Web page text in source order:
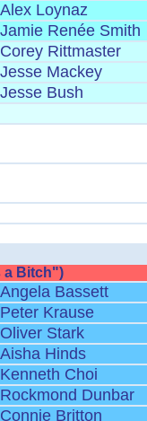
Alex Loynaz
Jamie Renée Smith
Corey Rittmaster
Jesse Mackey
Jesse Bush
a Bitch")
Angela Bassett
Peter Krause
Oliver Stark
Aisha Hinds
Kenneth Choi
Rockmond Dunbar
Connie Britton